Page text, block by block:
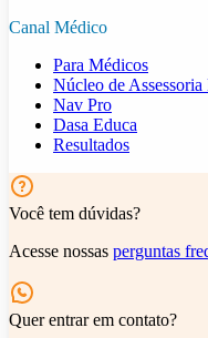
Canal Médico
Para Médicos
Núcleo de Assessoria
Nav Pro
Dasa Educa
Resultados
Você tem dúvidas?
Acesse nossas perguntas
Quer entrar em contato?